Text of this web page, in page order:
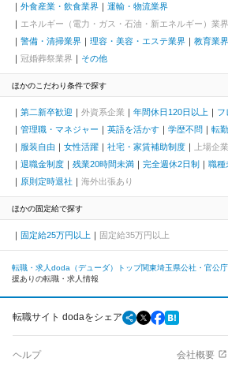
外食産業・飲食業界
運輸・物流業界
エネルギー（電力・ガス・石油・新エネルギー）業界
警備・清掃業界
理容・美容・エステ業界 教育業界
冠婚葬祭業界
その他
ほかのこだわり条件で探す
第二新卒歓迎 外資系企業 年間休日120日以上
フ
管理職・マネジャー
英語を活かす 学歴不問
転
服装自由
女性活躍 社宅・家賃補助制度 上場企業
退職金制度
残業20時間未満 完全週休2日制 職種
原則定時退社
海外出張あり
ほかの固定給で探す
固定給25万円以上 固定給35万円以上
転職・求人doda（デューダ）トップ関東埼玉県公社・官公
援ありの転職・求人情報
転職サイト dodaをシェア
ヘルプ
会社概要